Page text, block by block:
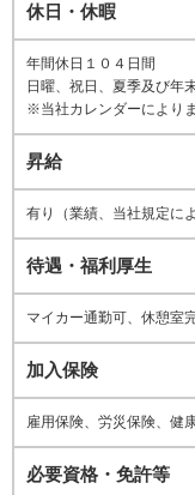
休日・休暇
年間休日１０４日間
日曜、祝日、夏季及び年
※当社カレンダーによりま
昇給
有り（業績、当社規定によ
待遇・福利厚生
マイカー通勤可、休憩室
加入保険
雇用保険、労災保険、健
必要資格・免許等